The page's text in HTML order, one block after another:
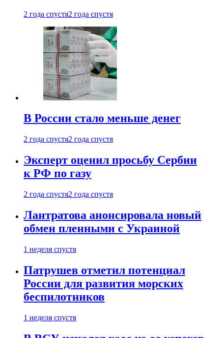
2 года спустя2 года спустя
В России стало меньше денег
2 года спустя2 года спустя
Эксперт оценил просьбу Сербии
к РФ по газу
2 года спустя2 года спустя
Лантратова анонсировала новый
обмен пленными с Украиной
1 неделя спустя
Патрушев отметил потенциал
России для развития морских
беспилотников
1 неделя спустя